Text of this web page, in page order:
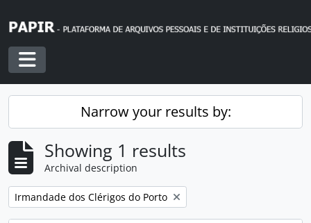
Toggle navigation
Narrow your results by:
Showing 1 results
Archival description
Remove filter:
Irmandade dos Clérigos do Porto